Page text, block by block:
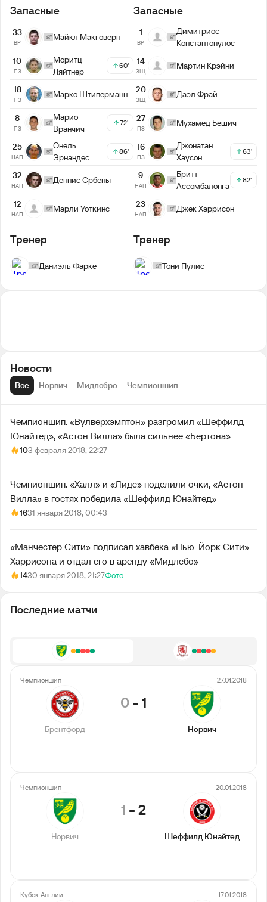
Запасные
33
ВР
Майкл Макговерн
10
ПЗ
Моритц
Ляйтнер
60'
18
ПЗ
Марко Штиперманн
8
ПЗ
Марио
Вранчич
72'
25
НАП
Онель
Эрнандес
86'
32
НАП
Деннис Србены
12
НАП
Марли Уоткинс
Запасные
1
ВР
Димитриос
Константопулос
14
ЗЩ
Мартин Крэйни
20
ЗЩ
Даэл Фрай
27
ПЗ
Мухамед Бешич
16
ПЗ
Джонатан
Хаусон
63'
9
НАП
Бритт
Ассомбалонга
82'
23
НАП
Джек Харрисон
Тренер
Даниэль Фарке
Тренер
Тони Пулис
Новости
Все Норвич Мидлсбро Чемпионшип
Чемпионшип. «Вулверхэмптон» разгромил «Шеффилд
Юнайтед», «Астон Вилла» была сильнее «Бертона»
103 февраля 2018, 22:27
Чемпионшип. «Халл» и «Лидс» поделили очки, «Астон
Вилла» в гостях победила «Шеффилд Юнайтед»
1631 января 2018, 00:43
«Манчестер Сити» подписал хавбека «Нью-Йорк Сити»
Харрисона и отдал его в аренду «Мидлсбо»
1430 января 2018, 21:27Фото
Последние матчи
Чемпионшип 27.01.2018
Брентфорд
0-1
Норвич
Чемпионшип 20.01.2018
Норвич
1 -2
Шеффилд Юнайтед
Кубок Англии 17.01.2018